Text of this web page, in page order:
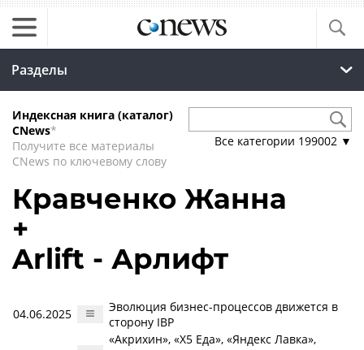
Разделы
Индексная книга (каталог)
CNews*
Получите все материалы
CNews по ключевому слову
Все категории 199002 ▼
Кравченко Жанна
+
Arlift - Арлифт
04.06.2025
Эволюция бизнес-процессов движется в
сторону IBP
«Акрихин», «Х5 Еда», «Яндекс Лавка»,